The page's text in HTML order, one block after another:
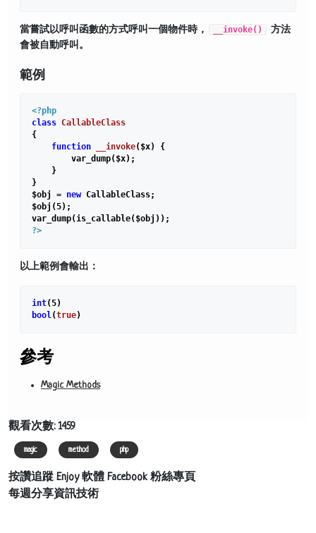
當嘗試以呼叫函數的方式呼叫一個物件時， __invoke()
方法
會被自動呼叫。
範例
<?php
class CallableClass
{
function
__invoke($x)
{
        var_dump($x);
    }
}
$obj = new CallableClass;
$obj(5);
?>
以上範例會輸出：
int(5
bool(true
參考
Magic Methods
觀看次數: 1459
magic method php
按讚追蹤 Enjoy 軟體 Facebook 粉絲專頁
每週分享資訊技術